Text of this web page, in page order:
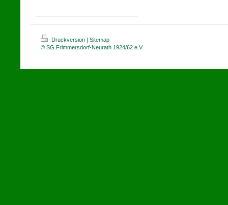
Druckversion | Sitemap
© SG Frimmersdorf-Neurath 1924/62 e.V.